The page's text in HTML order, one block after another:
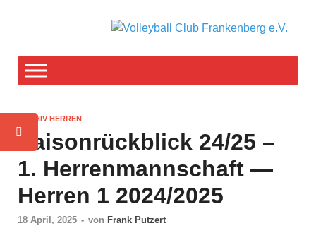
ARCHIV HERREN
Saisonrückblick 24/25 –
1. Herrenmannschaft —
Herren 1 2024/2025
18 April, 2025 - von Frank Putzert